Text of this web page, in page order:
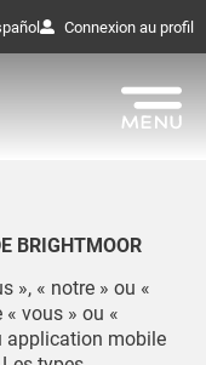
Connexion au profil
BRIGHTMOOR
», « notre » ou «
vous » ou «
application mobile